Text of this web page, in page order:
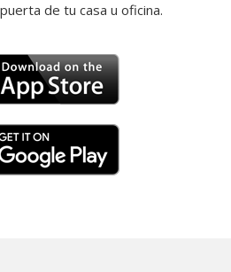
de tu casa u oficina.